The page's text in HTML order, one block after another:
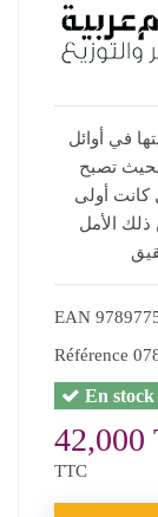
في عام 1915 وألقيتها في أوائل
بحيث تصبح
كانت أولى
الأمل
EAN
Référence
En stock
42,000
TTC